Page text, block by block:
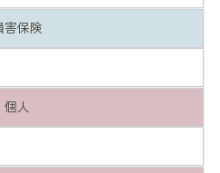
害保険
個人